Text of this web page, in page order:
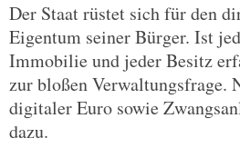
Der Staat rüstet sich für den
Eigentum seiner Bürger. Ist
Immobilie und jeder Besitz
zur bloßen Verwaltungsfrage.
digitaler Euro sowie
dazu.